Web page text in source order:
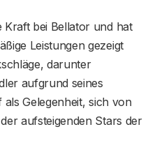
Kraft bei Bellator und hat
Leistungen gezeigt
darunter
aufgrund seines
als Gelegenheit, sich von
aufsteigenden Stars der